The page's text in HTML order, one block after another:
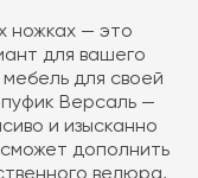
ножках — это
для вашего
для своей
Версаль —
и изысканно
дополнить
велюра,